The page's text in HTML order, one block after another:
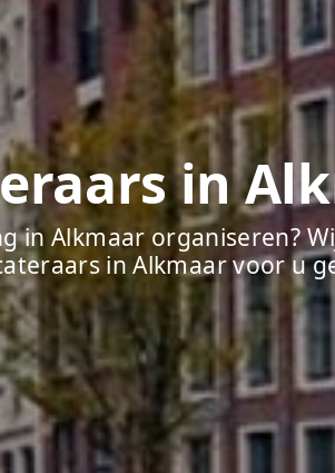
in
in Alkmaar organiseren?
in Alkmaar voor u